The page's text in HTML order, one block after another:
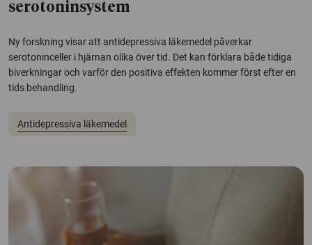
serotoninsystem
Ny forskning visar att antidepressiva läkemedel påverkar
serotoninceller i hjärnan olika över tid. Det kan förklara både tidiga
biverkningar och varför den positiva effekten kommer först efter en
tids behandling.
Antidepressiva läkemedel